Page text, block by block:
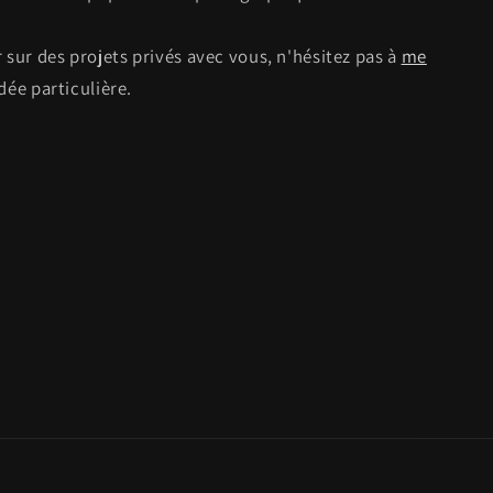
des projets privés avec vous, n'hésitez pas à me
particulière.